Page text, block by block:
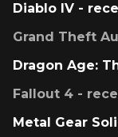
Diablo IV -
Grand Theft
Dragon Age:
Fallout 4 -
Metal Gear